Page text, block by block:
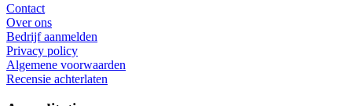
Contact
Over ons
Bedrijf aanmelden
Privacy policy
Algemene voorwaarden
Recensie achterlaten